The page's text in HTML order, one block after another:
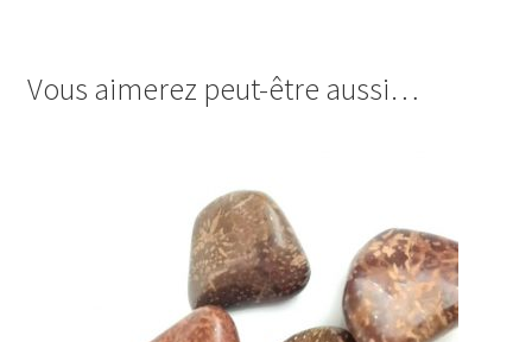
Vous aimerez peut-être aussi…